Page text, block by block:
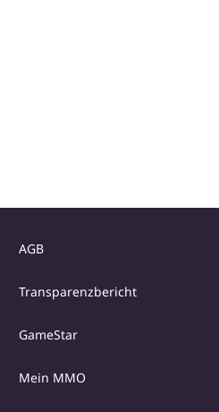
AGB
Transparenzbericht
GameStar
Mein MMO